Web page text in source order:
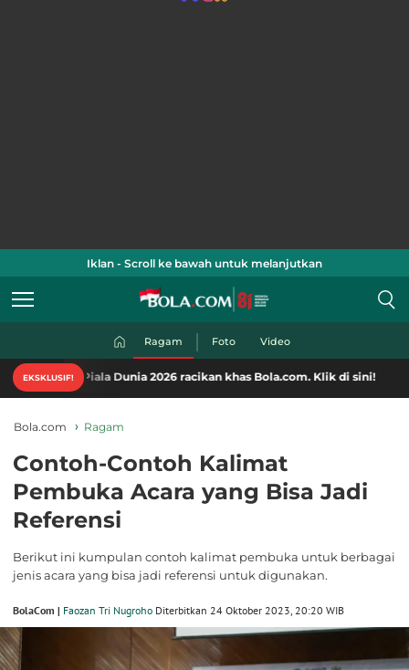
Iklan - Scroll ke bawah untuk melanjutkan
Ragam Foto Video
EKSKLUSIF!
Dunia 2026 racikan khas Bola.com. Klik di sini!
Bola.com Ragam
Contoh-Contoh Kalimat
Pembuka Acara yang Bisa Jadi
Referensi
Berikut ini kumpulan contoh kalimat pembuka untuk berbagai
jenis acara yang bisa jadi referensi untuk digunakan.
BolaCom | Faozan Tri Nugroho Diterbitkan 24 Oktober 2023, 20:20 WIB